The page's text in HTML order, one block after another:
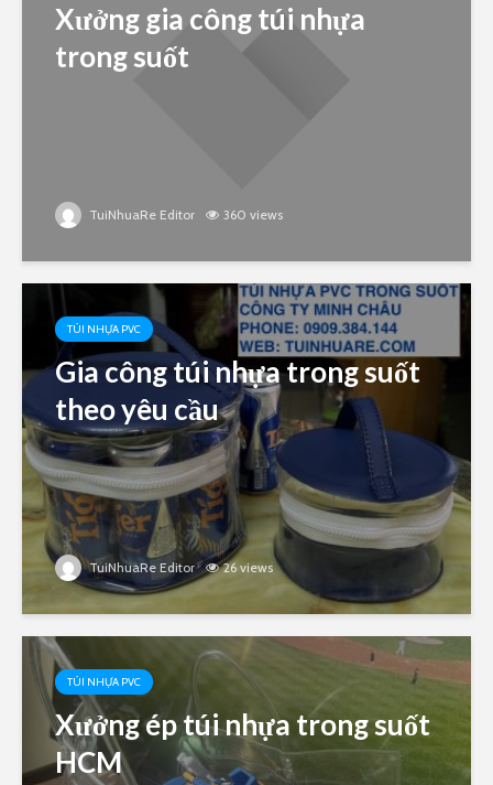
Xưởng gia công túi nhựa
trong suốt
TuiNhuaRe Editor 360 views
TÚI NHỰA PVC
Gia công túi nhựa trong suốt
theo yêu cầu
TuiNhuaRe Editor 26 views
TÚI NHỰA PVC
Xưởng ép túi nhựa trong suốt
HCM